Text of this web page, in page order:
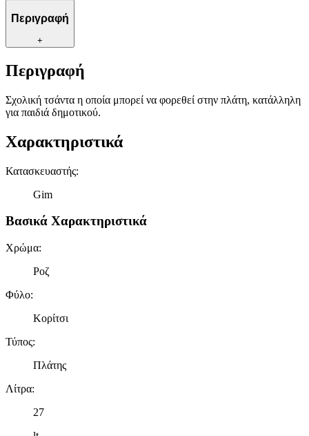
Περιγραφή
+
Περιγραφή
Σχολική τσάντα η οποία μπορεί να φορεθεί στην πλάτη, κατάλληλη
για παιδιά δημοτικού.
Χαρακτηριστικά
Κατασκευαστής:
Gim
Βασικά Χαρακτηριστικά
Χρώμα:
Ροζ
Φύλο:
Κορίτσι
Τύπος:
Πλάτης
Λίτρα:
27